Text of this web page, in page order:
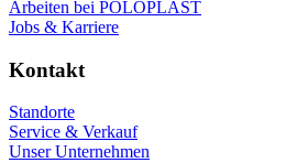
Arbeiten bei POLOPLAST
Jobs & Karriere
Kontakt
Standorte
Service & Verkauf
Unser Unternehmen